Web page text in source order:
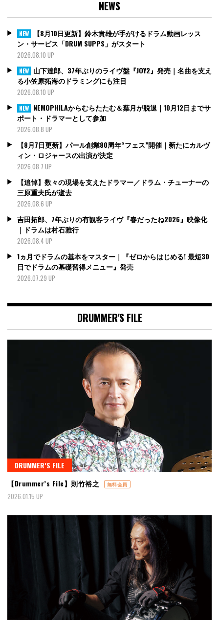
NEWS
NEW
【8月10日更新】鈴木貴雄が手がけるドラム動画レッス
ン・サービス「DRUM SUPPS」がスタート
2026.08.10 UP
NEW 山下達郎、37年ぶりのライヴ盤『JOY2』発売｜名曲を支え
る小笠原拓海のドラミングにも注目
2026.08.10 UP
NEW NEMOPHILAからむらたたむ＆葉月が脱退｜10月12日までサ
ポート・ドラマーとして参加
2026.08.8 UP
【8月7日更新】パール創業80周年“フェス”開催｜新たにカルヴ
ィン・ロジャースの出演が決定
2026.08.7 UP
【追悼】数々の現場を支えたドラマー／ドラム・チューナーの
三原重夫氏が逝去
2026.08.6 UP
吉田拓郎、7年ぶりの有観客ライヴ『春だったね2026』映像化
｜ドラムは村石雅行
2026.08.4 UP
1ヵ月でドラムの基本をマスター｜『ゼロからはじめる! 最短30
日でドラムの基礎習得メニュー』発売
2026.07.29 UP
DRUMMER'S FILE
DRUMMER’S FILE
【Drummer’s File】則竹裕之
無料会員
2026.01.15 UP